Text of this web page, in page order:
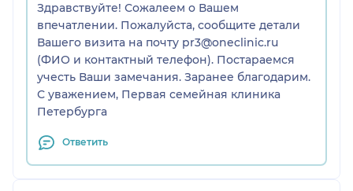
Здравствуйте! Сожалеем о Вашем
впечатлении. Пожалуйста, сообщите детали
Вашего визита на почту pr3@oneclinic.ru
(ФИО и контактный телефон). Постараемся
учесть Ваши замечания. Заранее благодарим.
С уважением, Первая семейная клиника
Петербурга
Ответить